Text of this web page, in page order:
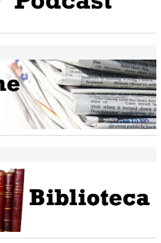
Fondazione Terzjus: prima riunione a